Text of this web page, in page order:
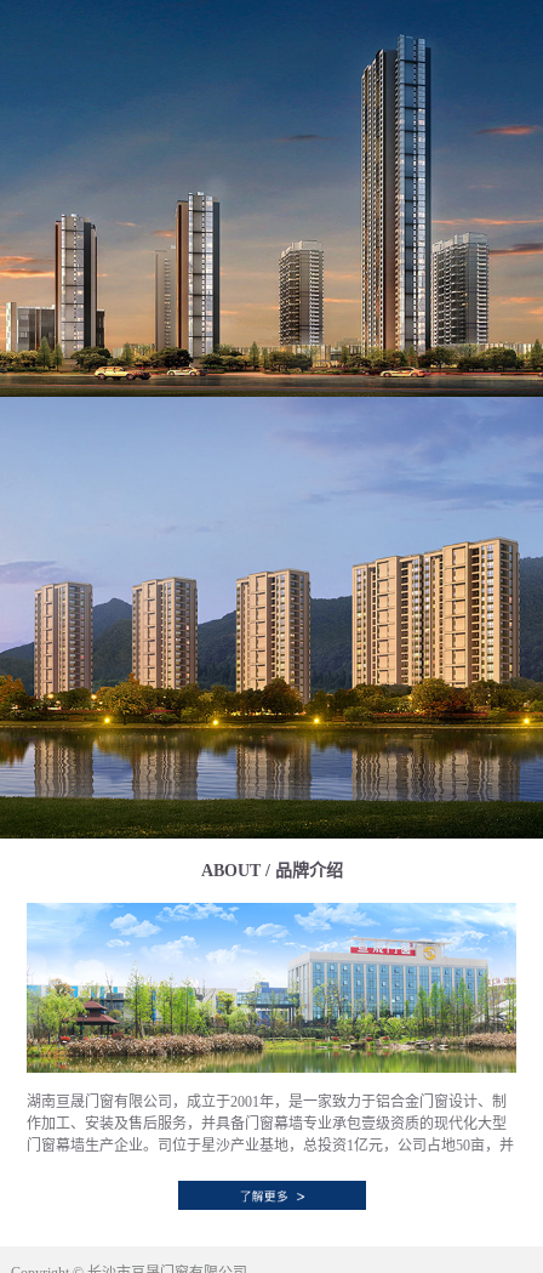
ABOUT / 品牌介绍
湖南亘晟门窗有限公司，成立于2001年，是一家致力于铝合金门窗设计、制
作加工、安装及售后服务，并具备门窗幕墙专业承包壹级资质的现代化大型
门窗幕墙生产企业。司位于星沙产业基地，总投资1亿元，公司占地50亩，并
产能力。通过优质的产品、诚信的作风、创新的技术、严谨的质量管理和以
客户为向导的服务理念，已经和全国顶级房产企业，如万科、中海、融创、